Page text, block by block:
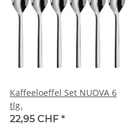
Kaffeeloeffel Set NUOVA 6
tlg.
22,95 CHF *